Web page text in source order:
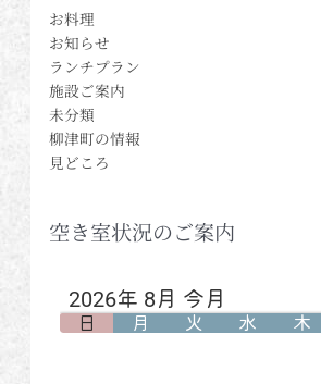
お料理
お知らせ
ランチプラン
施設ご案内
未分類
柳津町の情報
見どころ
空き室状況のご案内